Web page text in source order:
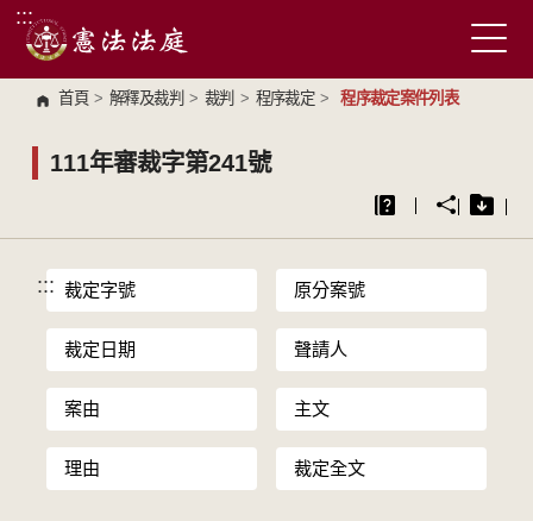
跳到主要內容區塊
:::
首頁 > 解釋及裁判 > 裁判 > 程序裁定 > 程序裁定案件列表
111年審裁字第241號
::: 裁定字號 原分案號
裁定日期 聲請人
案由 主文
理由 裁定全文